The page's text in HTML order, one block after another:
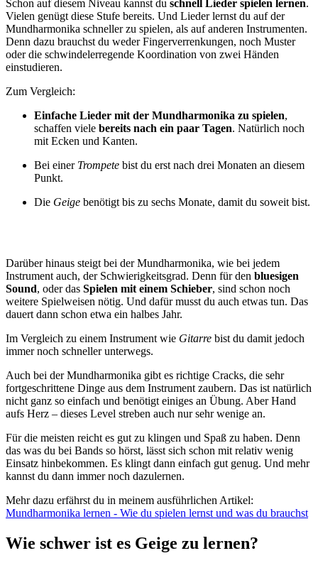
Schon auf diesem Niveau kannst du schnell Lieder spielen lernen.
Vielen genügt diese Stufe bereits. Und Lieder lernst du auf der
Mundharmonika schneller zu spielen, als auf anderen Instrumenten.
Denn dazu brauchst du weder Fingerverrenkungen, noch Muster
oder die schwindelerregende Koordination von zwei Händen
einstudieren.
Zum Vergleich:
Einfache Lieder mit der Mundharmonika zu spielen,
schaffen viele bereits nach ein paar Tagen. Natürlich noch
mit Ecken und Kanten.
Bei einer Trompete bist du erst nach drei Monaten an diesem
Punkt.
Die Geige benötigt bis zu sechs Monate, damit du soweit bist.
Darüber hinaus steigt bei der Mundharmonika, wie bei jedem
Instrument auch, der Schwierigkeitsgrad. Denn für den bluesigen
Sound, oder das Spielen mit einem Schieber, sind schon noch
weitere Spielweisen nötig. Und dafür musst du auch etwas tun. Das
dauert dann schon etwa ein halbes Jahr.
Im Vergleich zu einem Instrument wie Gitarre bist du damit jedoch
immer noch schneller unterwegs.
Auch bei der Mundharmonika gibt es richtige Cracks, die sehr
fortgeschrittene Dinge aus dem Instrument zaubern. Das ist natürlich
nicht ganz so einfach und benötigt einiges an Übung. Aber Hand
aufs Herz – dieses Level streben auch nur sehr wenige an.
Für die meisten reicht es gut zu klingen und Spaß zu haben. Denn
das was du bei Bands so hörst, lässt sich schon mit relativ wenig
Einsatz hinbekommen. Es klingt dann einfach gut genug. Und mehr
kannst du dann immer noch dazulernen.
Mehr dazu erfährst du in meinem ausführlichen Artikel:
Mundharmonika lernen - Wie du spielen lernst und was du brauchst
Wie schwer ist es Geige zu lernen?